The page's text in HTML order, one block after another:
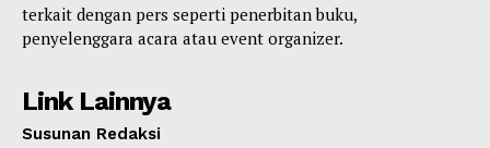
terkait dengan pers seperti penerbitan buku,
penyelenggara acara atau event organizer.
Link Lainnya
Susunan Redaksi